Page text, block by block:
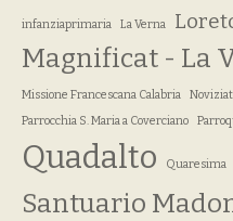
infanziaprimaria La Verna
Magnificat - La
Missione Francescana Calabria
Parrocchia S. Maria a Coverciano
Quadalto Quaresima
Santuario